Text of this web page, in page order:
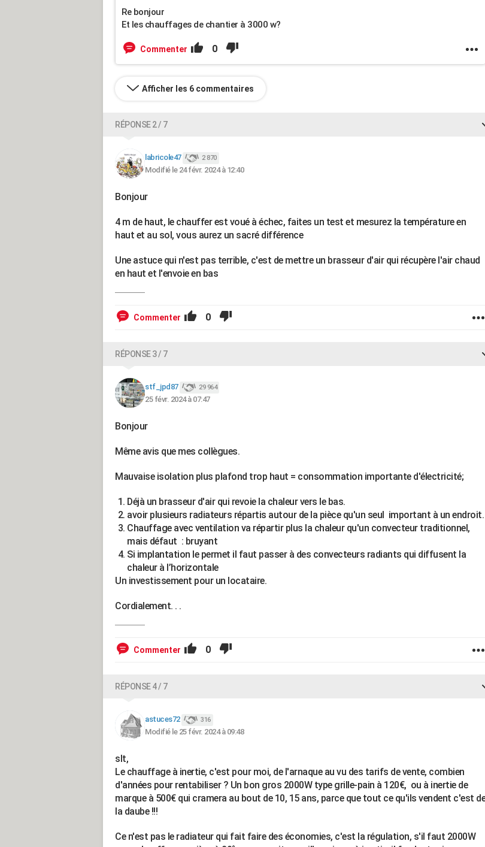
Re bonjour
Et les chauffages de chantier à 3000 w?
Commenter 0
Afficher les 6 commentaires
RÉPONSE 2 / 7
labricole47 2 870
Modifié le 24 févr. 2024 à 12:40
Bonjour
4 m de haut, le chauffer est voué à échec, faites un test et mesurez la température en
haut et au sol, vous aurez un sacré différence
Une astuce qui n'est pas terrible, c'est de mettre un brasseur d'air qui récupère l'air chaud
en haut et l'envoie en bas
Commenter 0
RÉPONSE 3 / 7
stf_jpd87 29 964
25 févr. 2024 à 07:47
Bonjour
Même avis que mes collègues.
Mauvaise isolation plus plafond trop haut = consommation importante d'électricité;
Déjà un brasseur d'air qui revoie la chaleur vers le bas.
avoir plusieurs radiateurs répartis autour de la pièce qu'un seul important à un endroit.
Chauffage avec ventilation va répartir plus la chaleur qu'un convecteur traditionnel,
mais défaut : bruyant
Si implantation le permet il faut passer à des convecteurs radiants qui diffusent la
chaleur à l’horizontale
Un investissement pour un locataire.
Cordialement. . .
Commenter 0
RÉPONSE 4 / 7
astuces72 316
Modifié le 25 févr. 2024 à 09:48
slt,
Le chauffage à inertie, c'est pour moi, de l'arnaque au vu des tarifs de vente, combien
d'années pour rentabiliser ? Un bon gros 2000W type grille-pain à 120€, ou à inertie de
marque à 500€ qui cramera au bout de 10, 15 ans, parce que tout ce qu'ils vendent c'est de
la daube !!!
Ce n'est pas le radiateur qui fait faire des économies, c'est la régulation, s'il faut 2000W